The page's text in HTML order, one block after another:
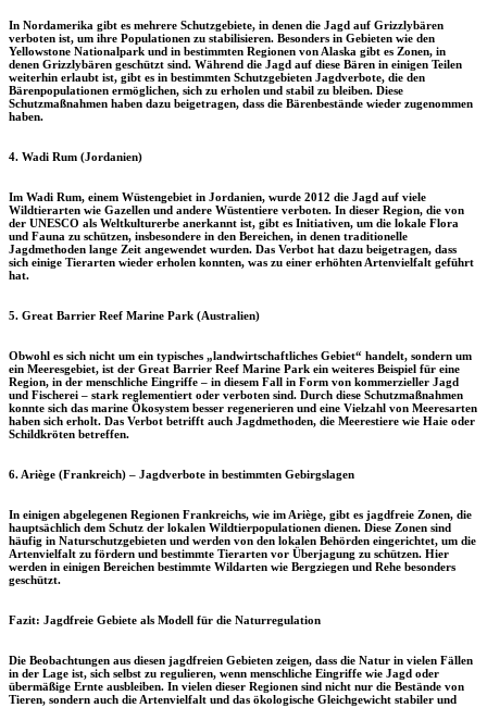
In Nordamerika gibt es mehrere Schutzgebiete, in denen die Jagd auf Grizzlybären
verboten ist, um ihre Populationen zu stabilisieren. Besonders in Gebieten wie den
Yellowstone Nationalpark und in bestimmten Regionen von Alaska gibt es Zonen, in
denen Grizzlybären geschützt sind. Während die Jagd auf diese Bären in einigen Teilen
weiterhin erlaubt ist, gibt es in bestimmten Schutzgebieten Jagdverbote, die den
Bärenpopulationen ermöglichen, sich zu erholen und stabil zu bleiben. Diese
Schutzmaßnahmen haben dazu beigetragen, dass die Bärenbestände wieder zugenommen
haben.
4. Wadi Rum (Jordanien)
Im Wadi Rum, einem Wüstengebiet in Jordanien, wurde 2012 die Jagd auf viele
Wildtierarten wie Gazellen und andere Wüstentiere verboten. In dieser Region, die von
der UNESCO als Weltkulturerbe anerkannt ist, gibt es Initiativen, um die lokale Flora
und Fauna zu schützen, insbesondere in den Bereichen, in denen traditionelle
Jagdmethoden lange Zeit angewendet wurden. Das Verbot hat dazu beigetragen, dass
sich einige Tierarten wieder erholen konnten, was zu einer erhöhten Artenvielfalt geführt
hat.
5. Great Barrier Reef Marine Park (Australien)
Obwohl es sich nicht um ein typisches „landwirtschaftliches Gebiet“ handelt, sondern um
ein Meeresgebiet, ist der Great Barrier Reef Marine Park ein weiteres Beispiel für eine
Region, in der menschliche Eingriffe – in diesem Fall in Form von kommerzieller Jagd
und Fischerei – stark reglementiert oder verboten sind. Durch diese Schutzmaßnahmen
konnte sich das marine Ökosystem besser regenerieren und eine Vielzahl von Meeresarten
haben sich erholt. Das Verbot betrifft auch Jagdmethoden, die Meerestiere wie Haie oder
Schildkröten betreffen.
6. Ariège (Frankreich) – Jagdverbote in bestimmten Gebirgslagen
In einigen abgelegenen Regionen Frankreichs, wie im Ariège, gibt es jagdfreie Zonen, die
hauptsächlich dem Schutz der lokalen Wildtierpopulationen dienen. Diese Zonen sind
häufig in Naturschutzgebieten und werden von den lokalen Behörden eingerichtet, um die
Artenvielfalt zu fördern und bestimmte Tierarten vor Überjagung zu schützen. Hier
werden in einigen Bereichen bestimmte Wildarten wie Bergziegen und Rehe besonders
geschützt.
Fazit: Jagdfreie Gebiete als Modell für die Naturregulation
Die Beobachtungen aus diesen jagdfreien Gebieten zeigen, dass die Natur in vielen Fällen
in der Lage ist, sich selbst zu regulieren, wenn menschliche Eingriffe wie Jagd oder
übermäßige Ernte ausbleiben. In vielen dieser Regionen sind nicht nur die Bestände von
Tieren, sondern auch die Artenvielfalt und das ökologische Gleichgewicht stabiler und